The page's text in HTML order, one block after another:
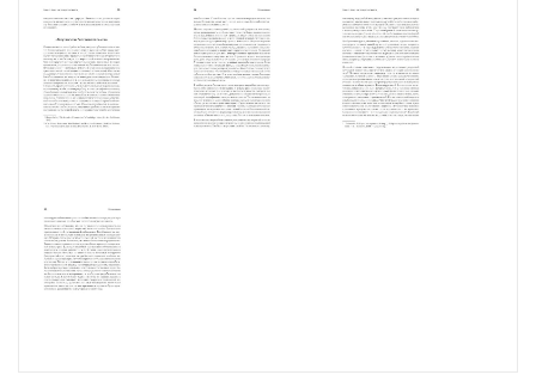
динамики любых психотерапевтических отношений, и "Техник",
демонстрирующих те техники, которые авторы посчитали
полезными в своей психотерапевтической работе.
Книга предназначается любому читателю, независимо от его
образования, имеющему опыт лечения пациентов или бывшему
таковым.